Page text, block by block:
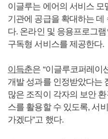
이글루는 에어의 서비스 모
기관에 공급을 확대하는
다. 온라인 및 응용프로그
구독형 서비스를 제공한다.
이득춘은 “이글루코퍼레이
개발 성과를 인정받았다는
많은 조직이 각자의 보안
스를 활용할 수 있도록, 서
가겠다”고 했다.